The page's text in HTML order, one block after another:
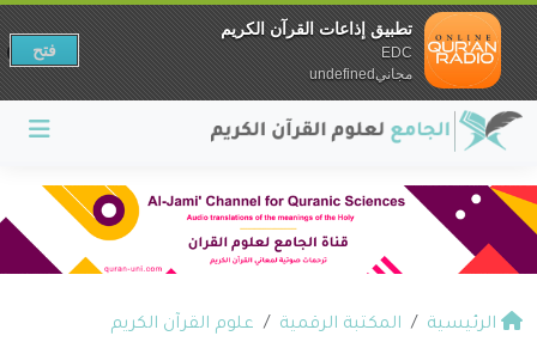
الرئيسية المكتبة الرقمية
علوم القرآن الكريم
تطبيق إذاعات القرآن الكريم
EDC
مجانيundefined
فتح